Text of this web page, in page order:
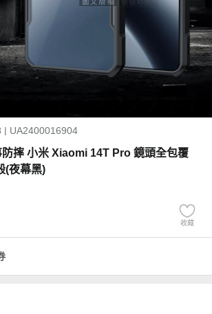
| UA2400016904
摔 小米 Xiaomi 14T Pro 鏡頭全包覆
(夜幕黑)
收藏